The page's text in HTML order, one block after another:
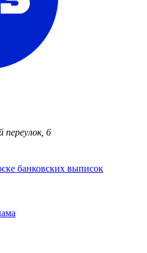
переулок, 6
банковских выписок